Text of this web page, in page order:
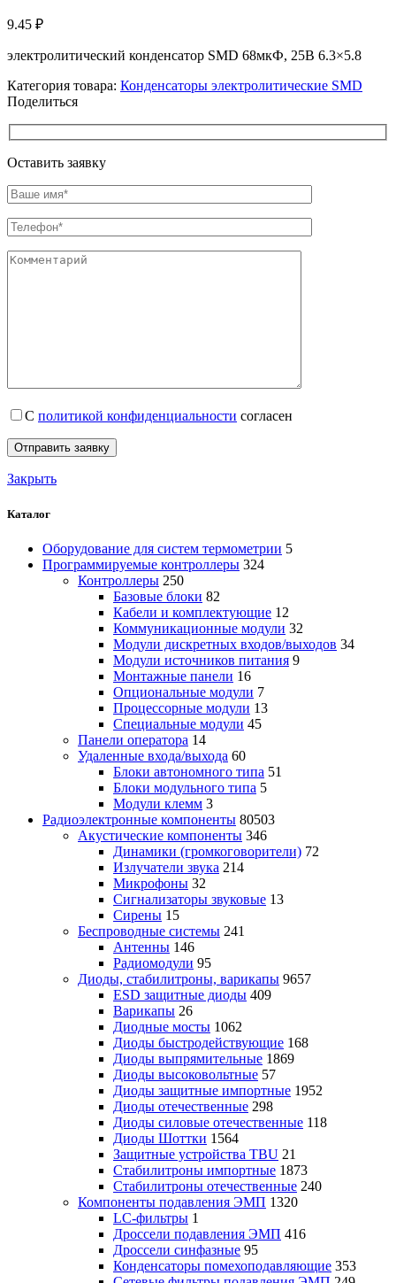
9.45 ₽
электролитический конденсатор SMD 68мкФ, 25В 6.3×5.8
Категория товара: Конденсаторы электролитические SMD
Поделиться
Оставить заявку
С политикой конфиденциальности согласен
Закрыть
Каталог
Оборудование для систем термометрии 5
Программируемые контроллеры 324
Контроллеры 250
Базовые блоки 82
Кабели и комплектующие 12
Коммуникационные модули 32
Модули дискретных входов/выходов 34
Модули источников питания 9
Монтажные панели 16
Опциональные модули 7
Процессорные модули 13
Специальные модули 45
Панели оператора 14
Удаленные входа/выхода 60
Блоки автономного типа 51
Блоки модульного типа 5
Модули клемм 3
Радиоэлектронные компоненты 80503
Акустические компоненты 346
Динамики (громкоговорители) 72
Излучатели звука 214
Микрофоны 32
Сигнализаторы звуковые 13
Сирены 15
Беспроводные системы 241
Антенны 146
Радиомодули 95
Диоды, стабилитроны, варикапы 9657
ESD защитные диоды 409
Варикапы 26
Диодные мосты 1062
Диоды быстродействующие 168
Диоды выпрямительные 1869
Диоды высоковольтные 57
Диоды защитные импортные 1952
Диоды отечественные 298
Диоды силовые отечественные 118
Диоды Шоттки 1564
Защитные устройства TBU 21
Стабилитроны импортные 1873
Стабилитроны отечественные 240
Компоненты подавления ЭМП 1320
LC-фильтры 1
Дроссели подавления ЭМП 416
Дроссели синфазные 95
Конденсаторы помехоподавляющие 353